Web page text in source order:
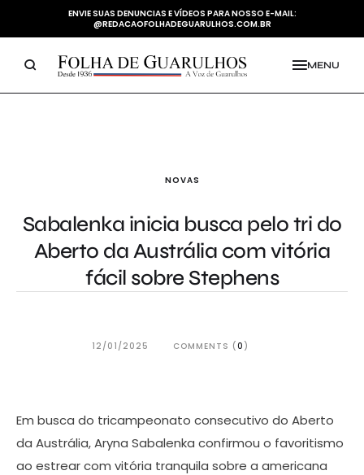
ENVIE SUAS DENUNCIAS E VÍDEOS PARA NOSSO E-MAIL:
@REDACAOFOLHADEGUARULHOS.COM.BR
MENU
NOVAS
Sabalenka inicia busca pelo tri do
Aberto da Austrália com vitória
fácil sobre Stephens
12/01/2025 COMMENTS (0 )
Em busca do tricampeonato consecutivo do Aberto
da Austrália, Aryna Sabalenka confirmou o favoritismo
ao estrear com vitória tranquila sobre a americana